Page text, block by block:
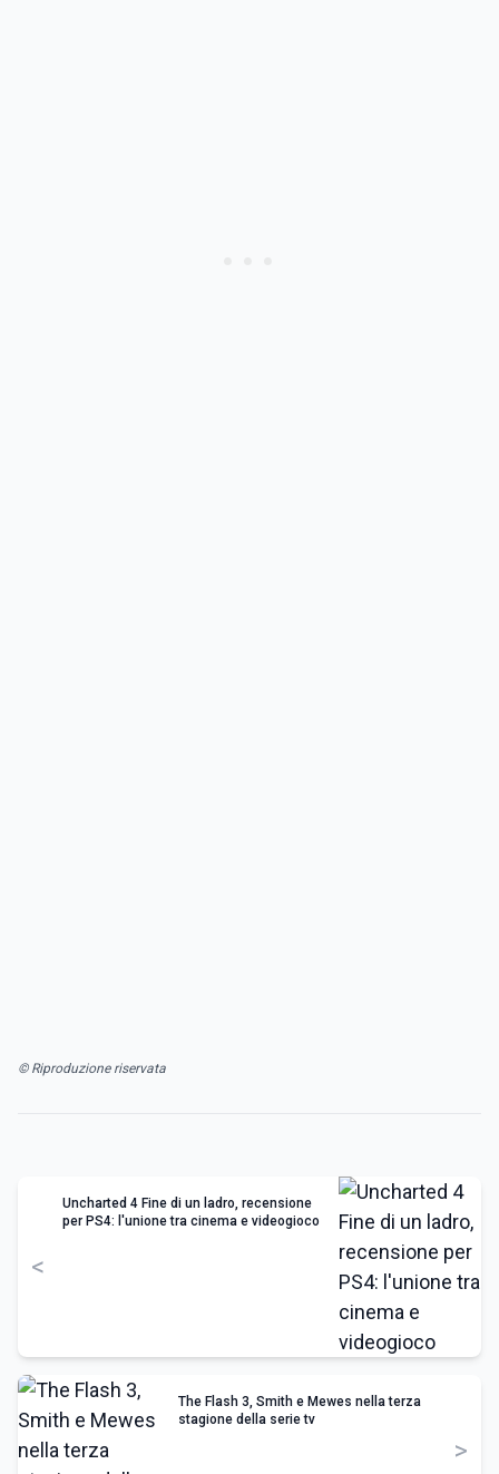
© Riproduzione riservata
<
Uncharted 4 Fine di un ladro, recensione
per PS4: l'unione tra cinema e videogioco
The Flash 3, Smith e Mewes nella terza
stagione della serie tv
>